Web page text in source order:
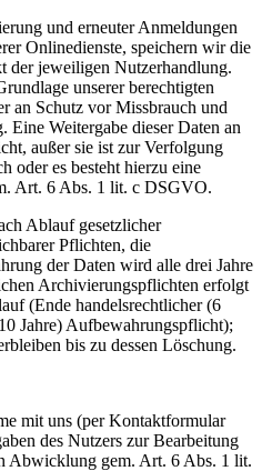
und erneuter Anmeldungen
Onlinedienste, speichern wir die
der jeweiligen Nutzerhandlung.
unserer berechtigten
an Schutz vor Missbrauch und
Eine Weitergabe dieser Daten an
außer sie ist zur Verfolgung
oder es besteht hierzu eine
Art. 6 Abs. 1 lit. c DSGVO.
Ablauf gesetzlicher
Pflichten, die
der Daten wird alle drei Jahre
Archivierungspflichten erfolgt
(Ende handelsrechtlicher (6
Jahre) Aufbewahrungspflicht);
bis zu dessen Löschung.
mit uns (per Kontaktformular
des Nutzers zur Bearbeitung
Abwicklung gem. Art. 6 Abs. 1 lit.